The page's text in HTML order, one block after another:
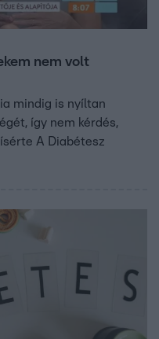
nem volt
mindig is nyíltan
így nem kérdés,
A Diabétesz